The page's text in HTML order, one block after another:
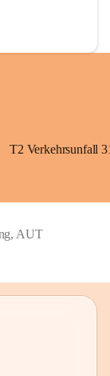
T2 Verkehrsunfall
AUT